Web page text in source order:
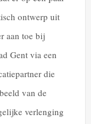
ontwerp uit
aan toe bij
Gent via een
die
van de
verlenging